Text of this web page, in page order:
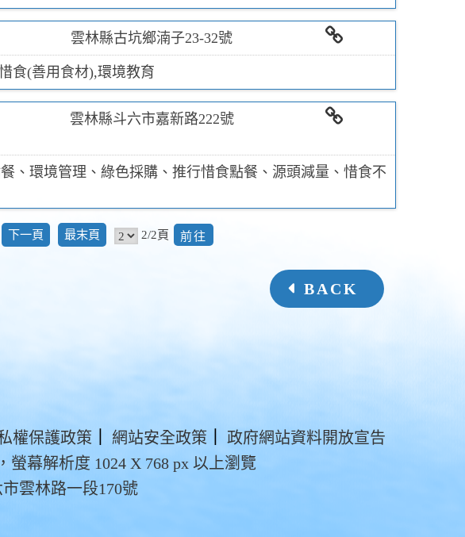
雲林縣古坑鄉湳子23-32號
相關連結
食(善用食材),環境教育
雲林縣斗六市嘉新路222號
、環境管理、綠色採購、推行惜食點餐、源頭減量、惜食不
下一頁 最末頁 2/2頁
BACK
權保護政策 網站安全政策
政府網站資料開放宣告
螢幕解析度 1024 X 768 px 以上瀏覽
雲林路一段170號